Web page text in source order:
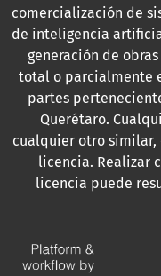
comercialización de
de inteligencia
generación de
total o parcialmente
partes
Querétaro.
cualquier otro similar,
licencia. Realizar
licencia puede